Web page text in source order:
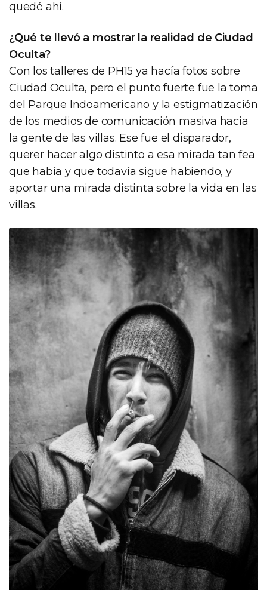
quedé ahí.
¿Qué te llevó a mostrar la realidad de Ciudad
Oculta?
Con los talleres de PH15 ya hacía fotos sobre
Ciudad Oculta, pero el punto fuerte fue la toma
del Parque Indoamericano y la estigmatización
de los medios de comunicación masiva hacia
la gente de las villas. Ese fue el disparador,
querer hacer algo distinto a esa mirada tan fea
que había y que todavía sigue habiendo, y
aportar una mirada distinta sobre la vida en las
villas.